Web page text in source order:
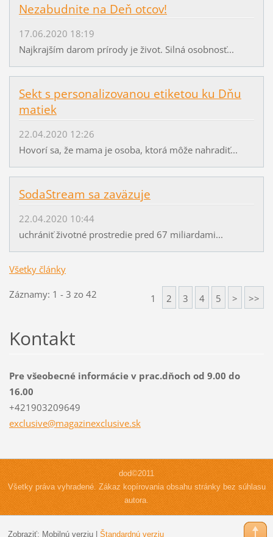
Nezabudnite na Deň otcov!
17.06.2020 18:19
Najkrajším darom prírody je život. Silná osobnosť...
Sekt s personalizovanou etiketou ku Dňu
matiek
22.04.2020 12:26
Hovorí sa, že mama je osoba, ktorá môže nahradiť...
SodaStream sa zaväzuje
22.04.2020 10:44
uchrániť životné prostredie pred 67 miliardami...
Všetky články
Záznamy: 1 - 3 zo 42 1 2 3 4 5 > >>
Kontakt
Pre všeobecné informácie v prac.dňoch od 9.00 do
16.00
+421903209649
exclusive@magazinexclusive.sk
dod©2011
Všetky práva vyhradené. Zákaz kopírovania obsahu stránky bez súhlasu
autora.
Zobraziť: Mobilnú verziu| Štandardnú verziu